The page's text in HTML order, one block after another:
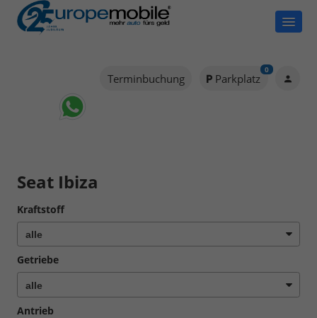
Terminbuchung Parkplatz
0
Seat Ibiza
Kraftstoff
Getriebe
Antrieb